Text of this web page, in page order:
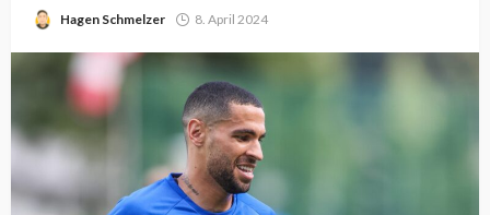
Hagen Schmelzer 8. April 2024